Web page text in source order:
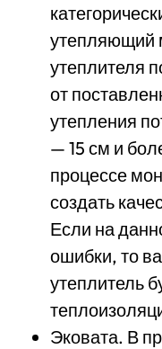
утепляющий
утеплителя
от
утепления
— 15 см и
процессе
создать
Если на
ошибки, то
утеплитель
Эковата. В